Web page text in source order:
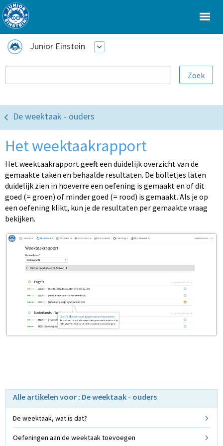
Junior Einstein
De weektaak - ouders
Het weektaakrapport
Het weektaakrapport geeft een duidelijk overzicht van de
gemaakte taken en behaalde resultaten. De bolletjes laten
duidelijk zien in hoeverre een oefening is gemaakt en of dit
goed (= groen) of minder goed (= rood) is gemaakt. Als je op
een oefening klikt, kun je de resultaten per gemaakte vraag
bekijken.
Alle artikelen voor : De weektaak - ouders
De weektaak, wat is dat?
Oefeningen aan de weektaak toevoegen